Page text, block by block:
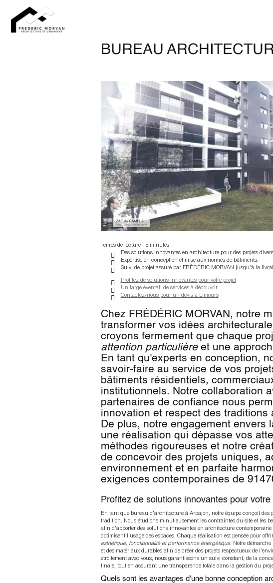
BUREAU
Temps de lecture : 5 minutes
Des solutions innovantes en architecture pour des projets
Expertise en conception et mise aux normes de bâtiments.
Suivi de projet assuré par FRÉDÉRIC MORVAN jusqu'à la
Profitez de solutions innovantes pour votre projet
Un large éventail de services à découvrir
Contactez-nous pour un devis à Limours
Chez FRÉDÉRIC MORVAN, notre
transformer vos idées
croyons fermement que chaque
attention particulièreet une
En tant qu'experts en conception,
savoir-faire au service de vos
bâtiments résidentiels,
institutionnels. Notre collaboration
partenaires de confiance nous
innovation et respect des traditions
De plus, notre engagement envers
une réalisation qui dépasse vos
méthodes rigoureuses et notre
de concevoir des projets uniques,
environnement et en parfaite
exigences contemporaines de
Profitez de solutions innovantes pour votre
En tant que bureau d'architecture à Arpajon, notre équipe conçoit des
tradition. Nous étudions minutieusement les contraintes du site et les
afin d'apporter des solutions innovantes en architecture
optimisent l'usage des espaces. Chaque réalisation est pensée pour
esthétique, fonctionnalité et performance énergétique. Notre démarche
et des matériaux durables afin de créer des projets respectueux de
étroitement avec vous, nous garantissons un suivi constant, de la
finale, tout en assurant une transparence totale dans la gestion du
Quels sont les avantages d'une bonne conception